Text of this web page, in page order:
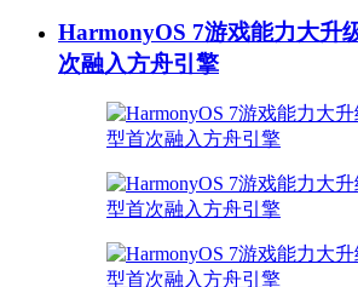
HarmonyOS 7游戏能力大升
次融入方舟引擎